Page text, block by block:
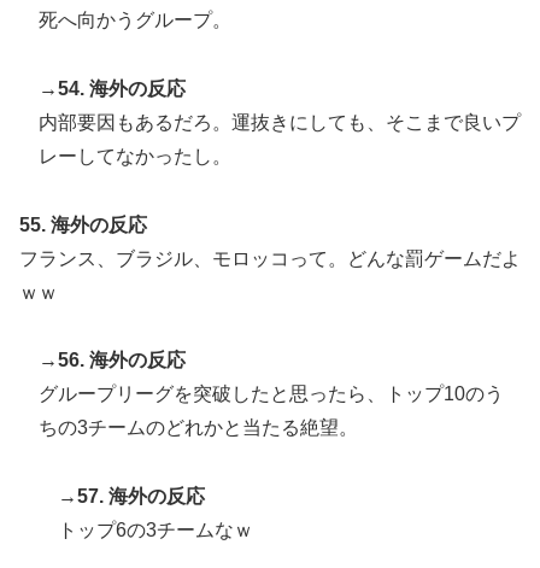
死へ向かうグループ。
→54. 海外の反応
内部要因もあるだろ。運抜きにしても、そこまで良いプ
レーしてなかったし。
55. 海外の反応
フランス、ブラジル、モロッコって。どんな罰ゲームだよ
ｗｗ
→56. 海外の反応
グループリーグを突破したと思ったら、トップ10のう
ちの3チームのどれかと当たる絶望。
→57. 海外の反応
トップ6の3チームなｗ